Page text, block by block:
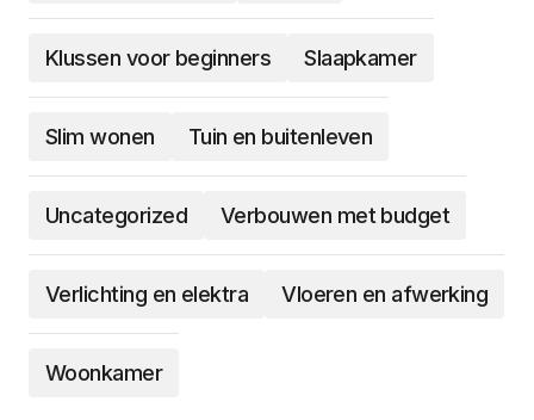
Klussen voor beginners Slaapkamer
Slim wonen Tuin en buitenleven
Uncategorized Verbouwen met budget
Verlichting en elektra Vloeren en afwerking
Woonkamer